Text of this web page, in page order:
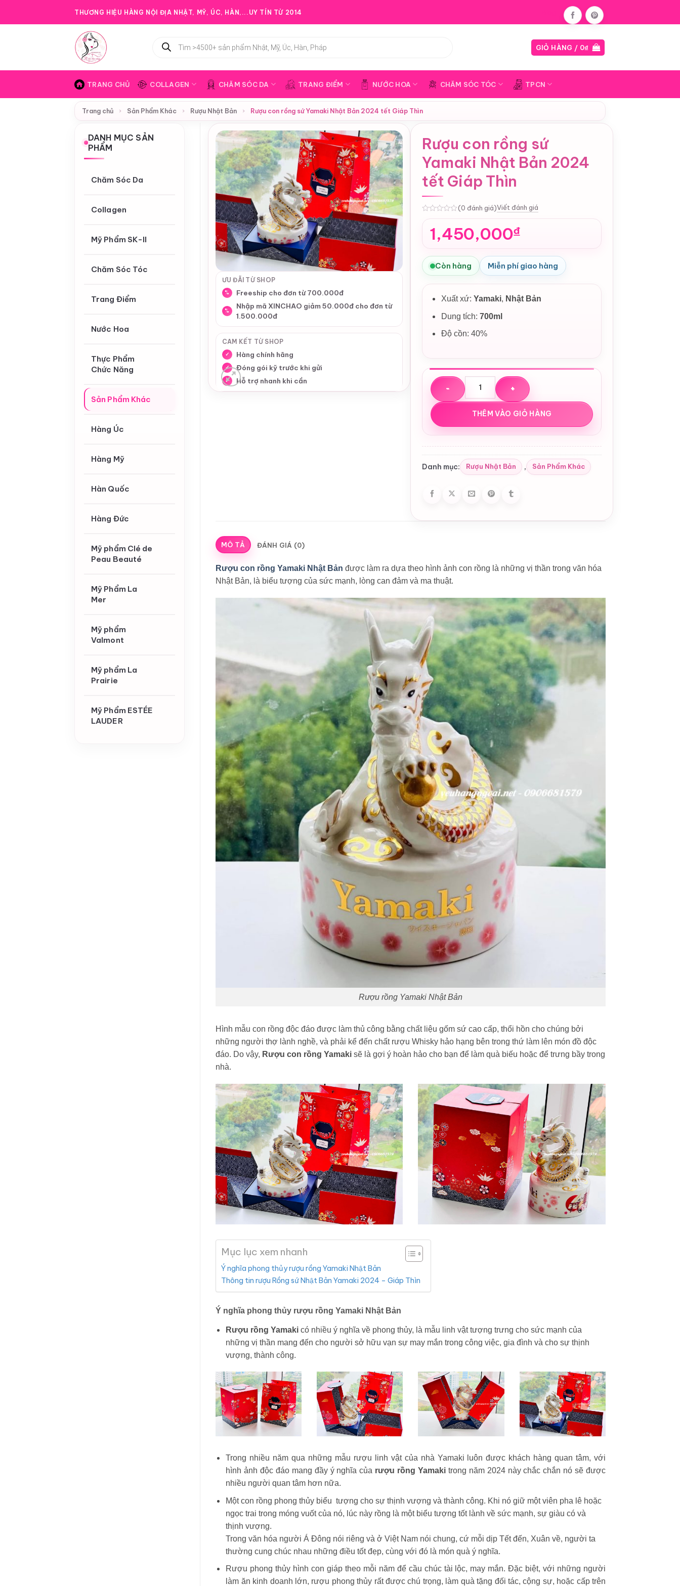
THƯƠNG HIỆU HÀNG NỘI ĐỊA NHẬT, MỸ, ÚC, HÀN,...UY TÍN TỪ 2014
kiếm
GIỎ HÀNG / 0₫
TRANG CHỦ COLLAGEN CHĂM SÓC DA TRANG ĐIỂM NƯỚC HOA CHĂM SÓC TÓC TPCN
Trang chủ › Sản Phẩm Khác › Rượu Nhật Bản › Rượu con rồng sứ Yamaki Nhật Bản 2024 tết Giáp Thìn
DANH MỤC SẢN
PHẨM
Chăm Sóc Da
Collagen
Mỹ Phẩm SK-II
Chăm Sóc Tóc
Trang Điểm
Nước Hoa
Thực Phẩm
Chức Năng
Sản Phẩm Khác
Hàng Úc
Hàng Mỹ
Hàn Quốc
Hàng Đức
Mỹ phẩm Clé de
Peau Beauté
Mỹ Phẩm La
Mer
Mỹ phẩm
Valmont
Mỹ phẩm La
Prairie
Mỹ Phẩm ESTÉE
LAUDER
ƯU ĐÃI TỪ SHOP
% Freeship cho đơn từ 700.000đ
%
Nhập mã XINCHAO giảm 50.000đ cho đơn từ
1.500.000đ
CAM KẾT TỪ SHOP
✓ Hàng chính hãng
✓ Đóng gói kỹ trước khi gửi
✓ Hỗ trợ nhanh khi cần
Rượu con rồng sứ
Yamaki Nhật Bản 2024
tết Giáp Thìn
(0 đánh giá)Viết đánh giá
1,450,000₫
Còn hàng Miễn phí giao hàng
Xuất xứ:Yamaki, Nhật Bản
Dung tích:700ml
Độ cồn: 40%
Rượu con rồng sứ Yamaki Nhật Bản 2024 tết Giáp Thìn số lượng
THÊM VÀO GIỎ HÀNG
Danh mục: Rượu Nhật Bản , Sản Phẩm Khác
MÔ TẢ ĐÁNH GIÁ (0)
Rượu con rồng Yamaki Nhật Bản được làm ra dựa theo hình ảnh con rồng là những vị thần trong văn hóa
Nhật Bản, là biểu tượng của sức mạnh, lòng can đảm và ma thuật.
Rượu rồng Yamaki Nhật Bản
Hình mẫu con rồng độc đáo được làm thủ công bằng chất liệu gốm sứ cao cấp, thổi hồn cho chúng bởi
những người thợ lành nghề, và phải kể đến chất rượu Whisky hảo hạng bên trong thứ làm lên món đồ độc
đáo. Do vậy, Rượu con rồng Yamakisẽ là gợi ý hoàn hảo cho bạn để làm quà biếu hoặc để trưng bầy trong
nhà.
Mục lục xem nhanh
Ý nghĩa phong thủy rượu rồng Yamaki Nhật Bản
Thông tin rượu Rồng sứ Nhật Bản Yamaki 2024 – Giáp Thìn
Ý nghĩa phong thủy rượu rồng Yamaki Nhật Bản
Rượu rồng Yamaki có nhiều ý nghĩa về phong thủy, là mẫu linh vật tượng trưng cho sức mạnh của
những vị thần mang đến cho người sở hữu vạn sự may mắn trong công việc, gia đình và cho sự thịnh
vượng, thành công.
Trong nhiều năm qua những mẫu rượu linh vật của nhà Yamaki luôn được khách hàng quan tâm, với
hình ảnh độc đáo mang đầy ý nghĩa của rượu rồng Yamaki trong năm 2024 này chắc chắn nó sẽ được
nhiều người quan tâm hơn nữa.
Một con rồng phong thủy biểu tượng cho sự thịnh vượng và thành công. Khi nó giữ một viên pha lê hoặc
ngọc trai trong móng vuốt của nó, lúc này rồng là một biểu tượng tốt lành về sức mạnh, sự giàu có và
thịnh vượng.
Trong văn hóa người Á Đông nói riêng và ở Việt Nam nói chung, cứ mỗi dịp Tết đến, Xuân về, người ta
thường cung chúc nhau những điều tốt đẹp, cùng với đó là món quà ý nghĩa.
Rượu phong thủy hình con giáp theo mỗi năm để cầu chúc tài lộc, may mắn. Đặc biệt, với những người
làm ăn kinh doanh lớn, rượu phong thủy rất được chú trọng, làm quà tặng đối tác, cộng sự, hoặc cấp trên